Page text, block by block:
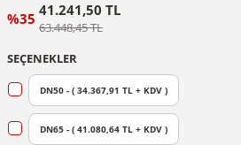
%35 41.241,50 TL
63.448,45 TL
SEÇENEKLER
DN50 - ( 34.367,91 TL + KDV )
DN65 - ( 41.080,64 TL + KDV )